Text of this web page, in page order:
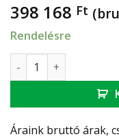
398 168 Ft
Rendelésre
Grundfos Magna3
Áraink bruttó árak,